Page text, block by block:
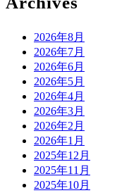
2026年8月
2026年7月
2026年6月
2026年5月
2026年4月
2026年3月
2026年2月
2026年1月
2025年12月
2025年11月
2025年10月